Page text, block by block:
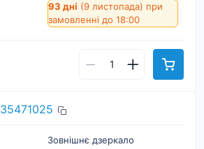
93 дні (9 листопада) при
замовленні до 18:00
35471025
Зовнішнє дзеркало